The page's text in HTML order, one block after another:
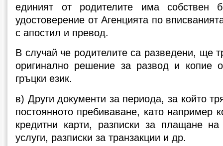
единият от родителите има собствен
удостоверение от Агенцията по
с апостил и превод.
В случай че родителите са разведени, ще
оригинално решение за развод и копие
гръцки език.
в) Други документи за периода, за който
постоянното пребиваване, като например
кредитни карти, разписки за плащане
услуги, разписки за транзакции и др.